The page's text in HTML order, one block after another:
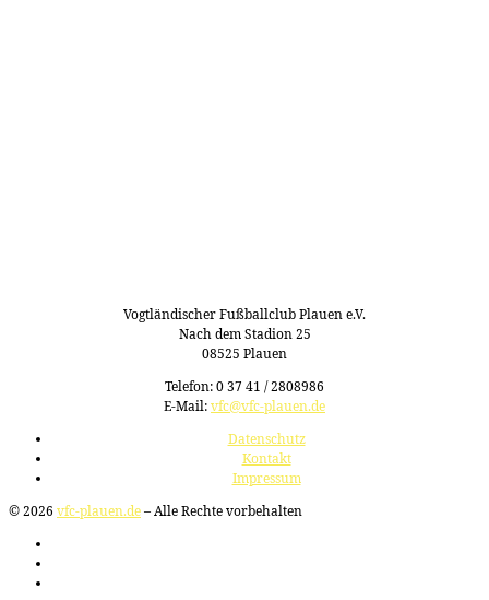
Vogtländischer Fußballclub Plauen e.V.
Nach dem Stadion 25
08525 Plauen
Telefon: 0 37 41 / 2808986
E-Mail:vfc@vfc-plauen.de
Datenschutz
Kontakt
Impressum
© 2026 vfc-plauen.de– Alle Rechte vorbehalten